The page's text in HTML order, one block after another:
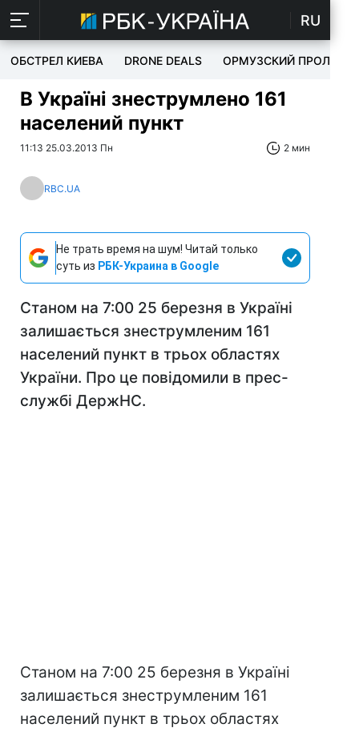
RU
ОБСТРЕЛ КИЕВА DRONE DEALS ОРМУЗСКИЙ ПРОЛИВ
В Україні знеструмлено 161
населений пункт
11:13 25.03.2013 Пн 2 мин
RBC.UA
Не трать время на шум! Читай только
суть из РБК-Украина в Google
Станом на 7:00 25 березня в Україні
залишається знеструмленим 161
населений пункт в трьох областях
України. Про це повідомили в прес-
службі ДержНС.
Станом на 7:00 25 березня в Україні
залишається знеструмленим 161
населений пункт в трьох областях